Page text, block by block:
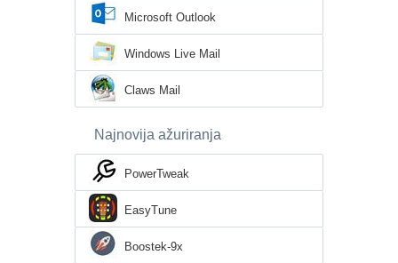
Microsoft Outlook
Windows Live Mail
Claws Mail
Najnovija ažuriranja
PowerTweak
EasyTune
Boostek-9x